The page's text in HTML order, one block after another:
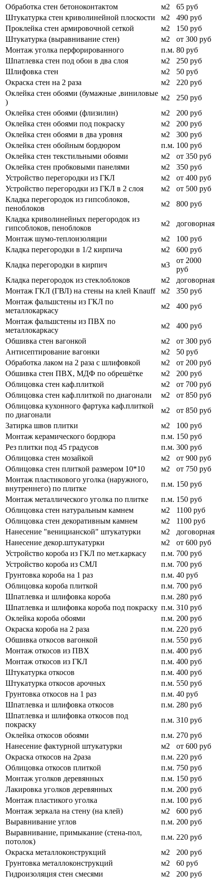
Обработка стен бетоноконтактом
м2
65 руб
Штукатурка стен криволинейной плоскости
м2
490 руб
Проклейка стен армировочной сеткой
м2
150 руб
Штукатурка (выравнивание стен)
м2
от 300 руб
Монтаж уголка перфорированного
п.м. 80 руб
Шпатлевка стен под обои в два слоя
м2
250 руб
Шлифовка стен
м2
50 руб
Окраска стен на 2 раза
м2
220 руб
Оклейка стен обоями (бумажные ,виниловые
)
м2
250 руб
Оклейка стен обоями (флизилин)
м2
200 руб
Оклейка стен обоями под покраску
м2
200 руб
Оклейка стен обоями в два уровня
м2
300 руб
Оклейка стен обойным бордюром
п.м. 100 руб
Оклейка стен текстильными обоями
м2
от 350 руб
Оклейка стен пробковыми панелями
м2
350 руб
Устройство перегородки из ГКЛ
м2
от 400 руб
Устройство перегородки из ГКЛ в 2 слоя
м2
от 500 руб
Кладка перегородок из гипсоблоков,
пеноблоков
м2
800 руб
Кладка криволинейных перегородок из
гипсоблоков, пеноблоков
м2
договорная
Монтаж шумо-теплоизоляции
м2
100 руб
Кладка перегородки в 1/2 кирпича
м2
600 руб
Кладка перегородки в кирпич
м3
от 2000
руб
Кладка перегородок из стеклоблоков
м2
договорная
Монтаж ГКЛ (ГВЛ) на стены на клей Knauff
м2
350 руб
Монтаж фальшстены из ГКЛ по
металлокаркасу
м2
400 руб
Монтаж фальшстены из ПВХ по
металлокаркасу
м2
400 руб
Обшивка стен вагонкой
м2
от 300 руб
Антисептирование вагонки
м2
50 руб
Обработка лаком на 2 раза с шлифовкой
м2
от 200 руб
Обшивка стен ПВХ, МДФ по обрешётке
м2
200 руб
Облицовка стен каф.плиткой
м2
от 700 руб
Облицовка стен каф.плиткой по диагонали
м2
от 850 руб
Облицовка кухонного фартука каф.плиткой
по диагонали
м2
от 850 руб
Затирка швов плитки
м2
100 руб
Монтаж керамического бордюра
п.м. 150 руб
Рез плитки под 45 градусов
п.м. 300 руб
Облицовка стен мозайкой
м2
от 900 руб
Облицовка стен плиткой размером 10*10
м2
от 750 руб
Монтаж пластикового уголка (наружного,
внутреннего) по плитке
п.м. 150 руб
Монтаж металлического уголка по плитке
п.м. 150 руб
Облицовка стен натуральным камнем
м2
1100 руб
Облицовка стен декоративным камнем
м2
1100 руб
Нанесение "веницианской" штукатурки
м2
договорная
Нанесение декор.штукатурки
м2
от 600 руб
Устройство короба из ГКЛ по мет.каркасу
п.м. 700 руб
Устройство короба из СМЛ
п.м. 700 руб
Грунтовка короба на 1 раз
п.м. 40 руб
Облицовка короба плиткой
п.м. 700 руб
Шпатлевка и шлифовка короба
п.м. 280 руб
Шпатлевка и шлифовка короба под покраску п.м. 310 руб
Оклейка короба обоями
п.м. 200 руб
Окраска короба на 2 раза
п.м. 220 руб
Обшивка откосов вагонкой
п.м. 550 руб
Монтаж откосов из ПВХ
п.м. 400 руб
Монтаж откосов из ГКЛ
п.м. 400 руб
Штукатурка откосов
п.м. 400 руб
Штукатурка откосов арочных
п.м. 550 руб
Грунтовка откосов на 1 раз
п.м. 40 руб
Шпатлевка и шлифовка откосов
п.м. 280 руб
Шпатлевка и шлифовка откосов под
покраску
п.м. 310 руб
Оклейка откосов обоями
п.м. 270 руб
Нанесение фактурной штукатурки
м2
от 600 руб
Окраска откосов на 2раза
п.м. 220 руб
Облицовка откосов плиткой
п.м. 750 руб
Монтаж уголков деревянных
п.м. 150 руб
Лакировка уголков деревянных
п.м. 200 руб
Монтаж пластикого уголка
п.м. 100 руб
Монтаж зеркала на стену (на клей)
м2
600 руб
Выравнивание углов
п.м. 200 руб
Выравнивание, примыкание (стена-пол,
потолок)
п.м. 220 руб
Окраска металлоконструкций
м2
200 руб
Грунтовка металлоконструкций
м2
60 руб
Гидроизоляция стен смесями
м2
200 руб